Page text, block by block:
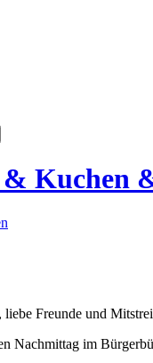
Kuchen
Freunde und
Nachmittag im